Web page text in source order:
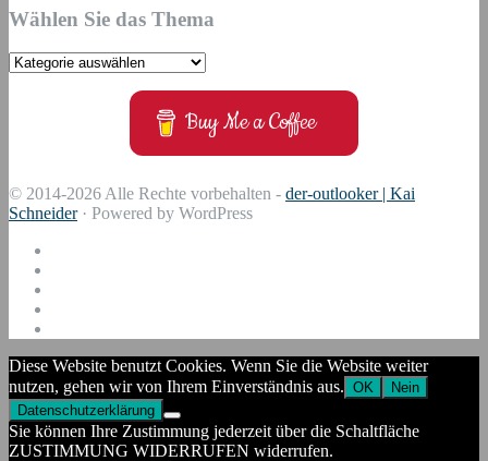
Wählen Sie das Thema
Wählen
Buy Me a Coffee
© 2014-2026 Alle Rechte vorbehalten - der-outlooker | Kai
Schneider· Powered by WordPress
Diese Website benutzt Cookies. Wenn Sie die Website weiter
nutzen, gehen wir von Ihrem Einverständnis aus. OK
Nein
Datenschutzerklärung
Sie können Ihre Zustimmung jederzeit über die Schaltfläche
ZUSTIMMUNG WIDERRUFEN widerrufen.